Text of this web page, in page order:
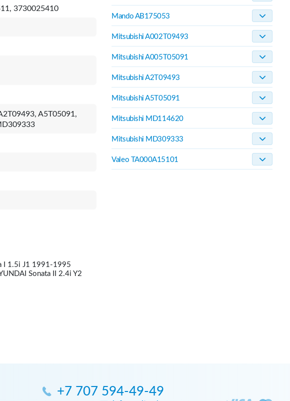
3730025410
A5T05091,
I 1.5i J1 1991-1995
Sonata II 2.4i Y2
Mando AB175053
Mitsubishi A002T09493
Mitsubishi A005T05091
Mitsubishi A2T09493
Mitsubishi A5T05091
Mitsubishi MD114620
Mitsubishi MD309333
Valeo TA000A15101
+7 707 594-49-49